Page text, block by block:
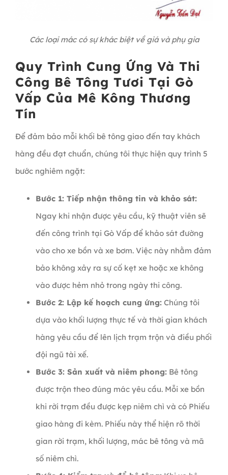
Các loại mác có sự khác biệt về giá và phụ gia
Quy Trình Cung Ứng Và Thi
Công Bê Tông Tươi Tại Gò
Vấp Của Mê Kông Thương
Tín
Để đảm bảo mỗi khối bê tông giao đến tay khách
hàng đều đạt chuẩn, chúng tôi thực hiện quy trình 5
bước nghiêm ngặt:
Bước 1: Tiếp nhận thông tin và khảo sát:
Ngay khi nhận được yêu cầu, kỹ thuật viên sẽ
đến công trình tại Gò Vấp để khảo sát đường
vào cho xe bồn và xe bơm. Việc này nhằm đảm
bảo không xảy ra sự cố kẹt xe hoặc xe không
vào được hẻm nhỏ trong ngày thi công.
Bước 2: Lập kế hoạch cung ứng: Chúng tôi
dựa vào khối lượng thực tế và thời gian khách
hàng yêu cầu để lên lịch trạm trộn và điều phối
đội ngũ tài xế.
Bước 3: Sản xuất và niêm phong: Bê tông
được trộn theo đúng mác yêu cầu. Mỗi xe bồn
khi rời trạm đều được kẹp niêm chì và có Phiếu
giao hàng đi kèm. Phiếu này thể hiện rõ thời
gian rời trạm, khối lượng, mác bê tông và mã
số niêm chì.